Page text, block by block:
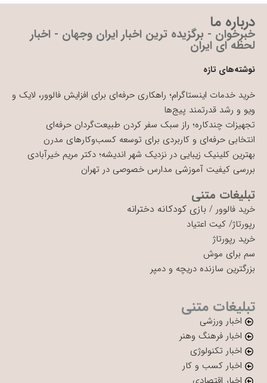
درباره ما
خبرخوان - برگزیده ترین اخبار ایران وجهان - اخبار
لحظه ای ایران
نوشته‌های تازه
خرید خدمات اینستاگرام؛ راهکاری حرفه‌ای برای افزایش فالوور، لایک و
ویو و رشد قدرتمند پیج‌ها
تجهیزات چندکاره؛ راز سبک سفر کردن طبیعت‌گردان حرفه‌ای
انتخابی حرفه‌ای و کاربردی برای توسعه کسب‌وکارهای مدرن
بهترین کلینیک زیبایی در نزدیک شهر اندیشه؛ دکتر مریم خیرآبادی
بررسی کیفیت آموزشی مدارس خصوصی در تهران
تبلیغات متنی
خرید فالوور / بازی کودکانه دخترانه
رپورتاژ/ کیت اعتیاد
خرید رپورتاژ
سم برای موش
بزرگترین سازنده دریچه و دمپر
تبلیغات متنی
اخبار ورزشی
اخبار فرهنگ وهنر
اخبار تکنولوژی
اخبار کسب و کار